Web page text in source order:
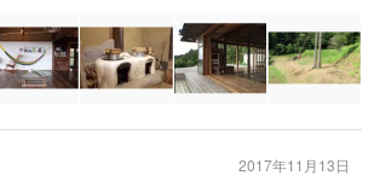
2017年11月13日